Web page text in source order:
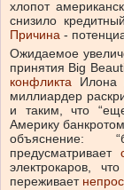
хлопот
снизило
Причина -
Ожидаемое
принятия Big
конфликта
Илона
миллиардер
и таким, что
Америку
объяснение:
предусматривает
электрокаров,
переживает